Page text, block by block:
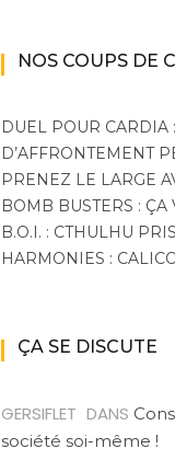
NOS COUPS DE
DUEL POUR CARDIA
D’AFFRONTEMENT
PRENEZ LE LARGE
BOMB BUSTERS : ÇA
B.O.I. : CTHULHU
HARMONIES :
ÇA SE DISCUTE
GERSIFLET DANS
société soi-même !